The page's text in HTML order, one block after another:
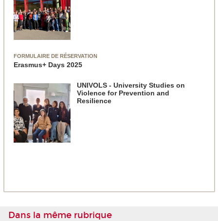
FORMULAIRE DE RÉSERVATION
Erasmus+ Days 2025
UNIVOLS - University Studies on
Violence for Prevention and
Resilience
Dans la même rubrique